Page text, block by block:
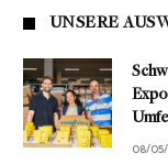
UNSERE
08/